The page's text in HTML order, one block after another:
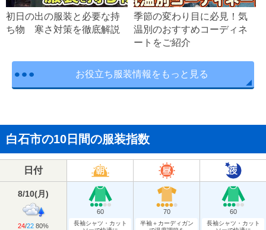
初日の出の服装と必要な持
ち物 寒さ対策を徹底解説
季節の変わり目に必見！気
温別のおすすめコーディネ
ートをご紹介
お役立ち服装情報をもっと見る
白石市の10日間の服装指数
日付
8/10(月 )
24/22 80%
60
長袖シャツ・カット
70
半袖＋カーディガン
60
長袖シャツ・カット